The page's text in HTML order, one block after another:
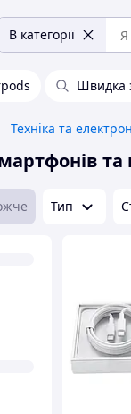
В категорії
Швидка
Техніка та
Тип